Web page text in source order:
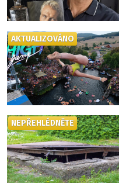
AKTUALIZOVÁNO
NEPŘEHLÉDNĚTE